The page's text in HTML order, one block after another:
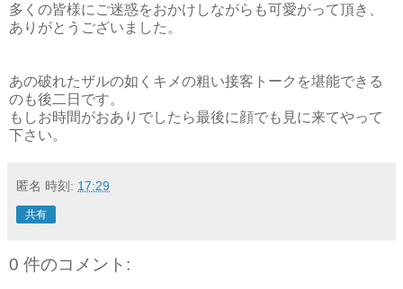
多くの皆様にご迷惑をおかけしながらも可愛がって頂き、
ありがとうございました。
あの破れたザルの如くキメの粗い接客トークを堪能できる
のも後二日です。
もしお時間がおありでしたら最後に顔でも見に来てやって
下さい。
匿名 時刻: 17:29
共有
0 件のコメント: